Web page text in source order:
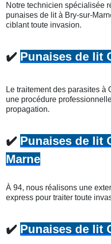
Notre technicien spécialisée
punaises de lit à Bry-sur-
ciblant toute invasion.
✔️ Punaises de lit
Le traitement des parasites à
une procédure
propagation.
✔️ Punaises de lit
Marne
À 94, nous réalisons une
express pour traiter toute
✔️ Punaises de lit